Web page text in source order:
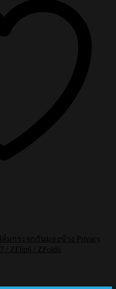
ล์มกระจกกันมองข้าง Privacy
/ ZFlip6 / ZFold6